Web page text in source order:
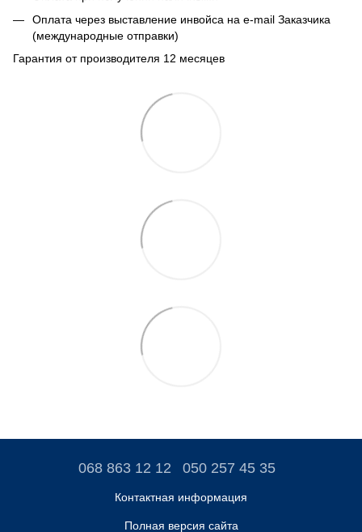
Оплата через выставление инвойса на e-mail Заказчика
(международные отправки)
Гарантия от производителя 12 месяцев
068 863 12 12 050 257 45 35
Контактная информация
Полная версия сайта